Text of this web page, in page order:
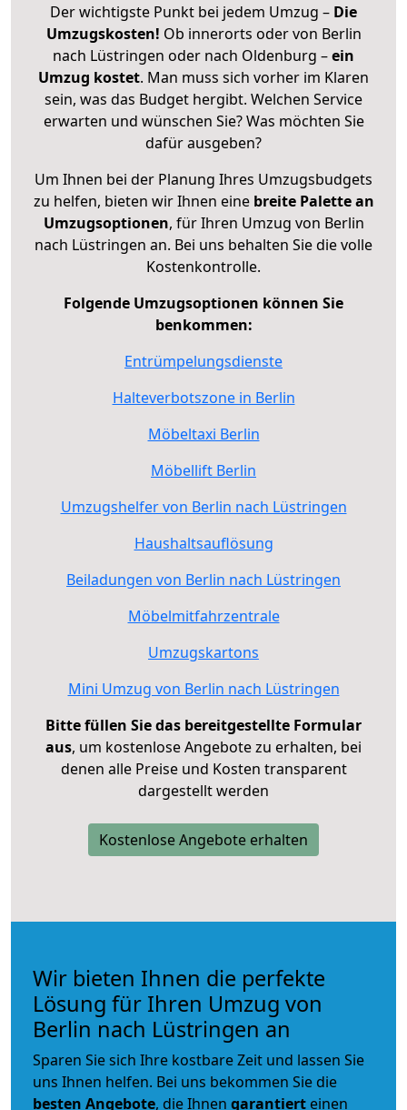
Der wichtigste Punkt bei jedem Umzug – Die
Umzugskosten! Ob innerorts oder von Berlin
nach Lüstringen oder nach Oldenburg –ein
Umzug kostet. Man muss sich vorher im Klaren
sein, was das Budget hergibt. Welchen Service
erwarten und wünschen Sie? Was möchten Sie
dafür ausgeben?
Um Ihnen bei der Planung Ihres Umzugsbudgets
zu helfen, bieten wir Ihnen eine breite Palette an
Umzugsoptionen, für Ihren Umzug von Berlin
nach Lüstringen an. Bei uns behalten Sie die volle
Kostenkontrolle.
Folgende Umzugsoptionen können Sie
benkommen:
Entrümpelungsdienste
Halteverbotszone in Berlin
Möbeltaxi Berlin
Möbellift Berlin
Umzugshelfer von Berlin nach Lüstringen
Haushaltsauflösung
Beiladungen von Berlin nach Lüstringen
Möbelmitfahrzentrale
Umzugskartons
Mini Umzug von Berlin nach Lüstringen
Bitte füllen Sie das bereitgestellte Formular
aus, um kostenlose Angebote zu erhalten, bei
denen alle Preise und Kosten transparent
dargestellt werden
Kostenlose Angebote erhalten
Wir bieten Ihnen die perfekte
Lösung für Ihren Umzug von
Berlin nach Lüstringen an
Sparen Sie sich Ihre kostbare Zeit und lassen Sie
uns Ihnen helfen. Bei uns bekommen Sie die
besten Angebote, die Ihnen garantiert einen